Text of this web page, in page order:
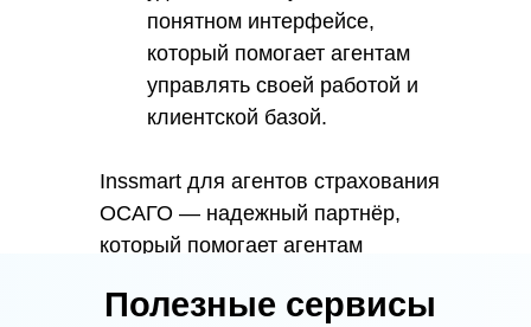
понятном интерфейсе,
который помогает агентам
управлять своей работой и
клиентской базой.
Inssmart для агентов страхования
ОСАГО — надежный партнёр,
который помогает агентам
прибыль и обеспечить
Полезные сервисы